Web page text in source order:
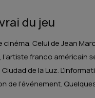
du jeu
Celui de Jean
franco américain
de la Luz.
de l’événement.